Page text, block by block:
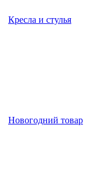
Кресла и стулья
Новогодний товар